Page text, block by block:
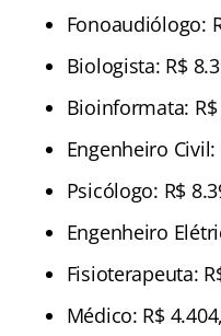
Fonoaudiólogo:
Biologista: R$
Bioinformata: R$
Engenheiro Civil:
Psicólogo: R$
Engenheiro
Fisioterapeuta:
Médico: R$